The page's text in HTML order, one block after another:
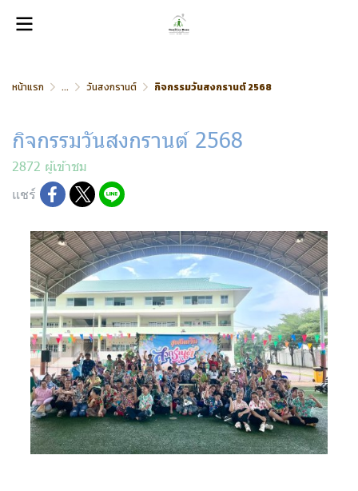
หน้าแรก ... วันสงกรานต์ กิจกรรมวันสงกรานต์ 2568
กิจกรรมวันสงกรานต์ 2568
2872 ผู้เข้าชม
แชร์